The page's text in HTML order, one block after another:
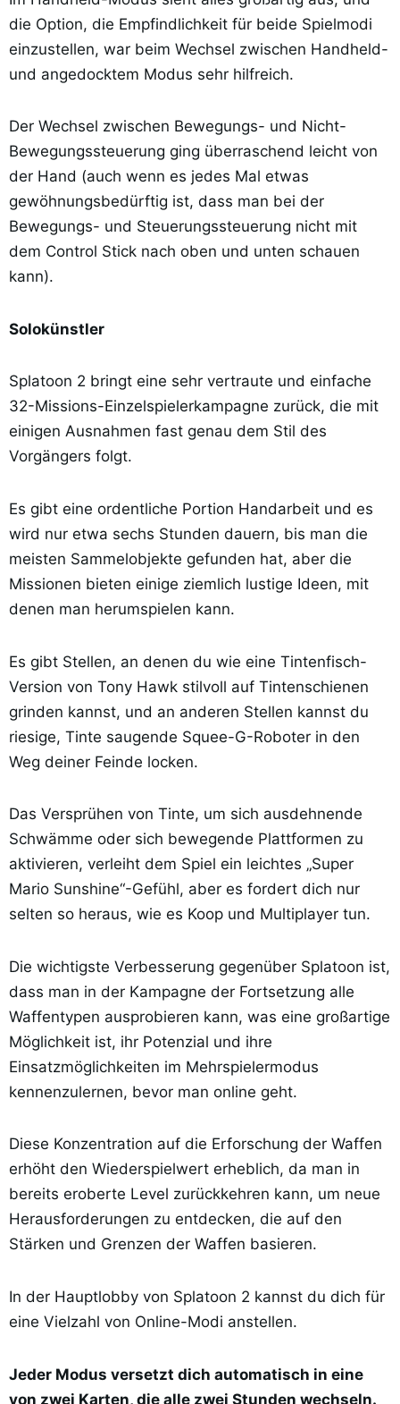
die Option, die Empfindlichkeit für beide Spielmodi
einzustellen, war beim Wechsel zwischen Handheld-
und angedocktem Modus sehr hilfreich.
Der Wechsel zwischen Bewegungs- und Nicht-
Bewegungssteuerung ging überraschend leicht von
der Hand (auch wenn es jedes Mal etwas
gewöhnungsbedürftig ist, dass man bei der
Bewegungs- und Steuerungssteuerung nicht mit
dem Control Stick nach oben und unten schauen
kann).
Solokünstler
Splatoon 2 bringt eine sehr vertraute und einfache
32-Missions-Einzelspielerkampagne zurück, die mit
einigen Ausnahmen fast genau dem Stil des
Vorgängers folgt.
Es gibt eine ordentliche Portion Handarbeit und es
wird nur etwa sechs Stunden dauern, bis man die
meisten Sammelobjekte gefunden hat, aber die
Missionen bieten einige ziemlich lustige Ideen, mit
denen man herumspielen kann.
Es gibt Stellen, an denen du wie eine Tintenfisch-
Version von Tony Hawk stilvoll auf Tintenschienen
grinden kannst, und an anderen Stellen kannst du
riesige, Tinte saugende Squee-G-Roboter in den
Weg deiner Feinde locken.
Das Versprühen von Tinte, um sich ausdehnende
Schwämme oder sich bewegende Plattformen zu
aktivieren, verleiht dem Spiel ein leichtes „Super
Mario Sunshine“-Gefühl, aber es fordert dich nur
selten so heraus, wie es Koop und Multiplayer tun.
Die wichtigste Verbesserung gegenüber Splatoon ist,
dass man in der Kampagne der Fortsetzung alle
Waffentypen ausprobieren kann, was eine großartige
Möglichkeit ist, ihr Potenzial und ihre
Einsatzmöglichkeiten im Mehrspielermodus
kennenzulernen, bevor man online geht.
Diese Konzentration auf die Erforschung der Waffen
erhöht den Wiederspielwert erheblich, da man in
bereits eroberte Level zurückkehren kann, um neue
Herausforderungen zu entdecken, die auf den
Stärken und Grenzen der Waffen basieren.
In der Hauptlobby von Splatoon 2 kannst du dich für
eine Vielzahl von Online-Modi anstellen.
Jeder Modus versetzt dich automatisch in eine
von zwei Karten, die alle zwei Stunden wechseln.